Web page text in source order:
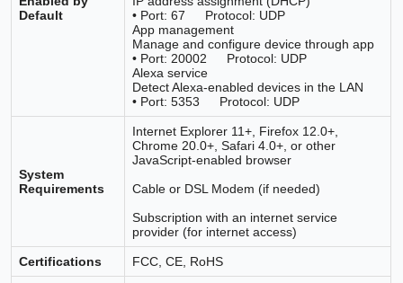
Default
• Port: 67 Protocol: UDP
App management
Manage and configure device through app
• Port: 20002 Protocol: UDP
Alexa service
Detect Alexa-enabled devices in the LAN
• Port: 5353 Protocol: UDP
System
Requirements
Internet Explorer 11+, Firefox 12.0+,
Chrome 20.0+, Safari 4.0+, or other
JavaScript-enabled browser
Cable or DSL Modem (if needed)
Subscription with an internet service
provider (for internet access)
Certifications FCC, CE, RoHS